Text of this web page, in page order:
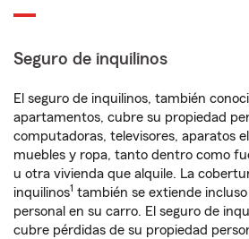
Seguro de inquilinos
El seguro de inquilinos, también
apartamentos, cubre su propiedad
computadoras, televisores, aparatos
muebles y ropa, tanto dentro como
u otra vivienda que alquile. La
inquilinos1 también se extiende
personal en su carro. El seguro de
cubre pérdidas de su propiedad